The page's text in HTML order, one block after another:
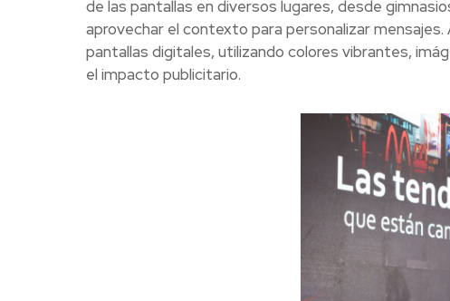
de las pantallas en diversos lugares, desde
aprovechar el contexto para personalizar
pantallas digitales, utilizando colores vibrantes,
el impacto publicitario.